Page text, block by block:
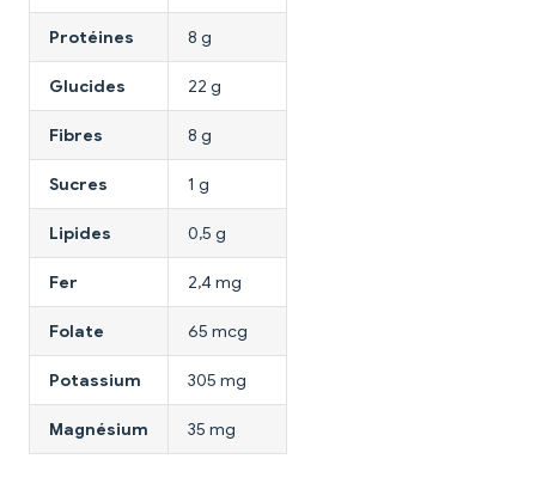
Protéines 8 g
Glucides 22 g
Fibres 8 g
Sucres 1 g
Lipides 0,5 g
Fer 2,4 mg
Folate 65 mcg
Potassium 305 mg
Magnésium 35 mg